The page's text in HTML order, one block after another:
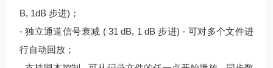
B, 1dB 步进)；
- 独立通道信号衰减 ( 31 dB, 1 dB 步进) - 可对多个文件进
行自动回放；